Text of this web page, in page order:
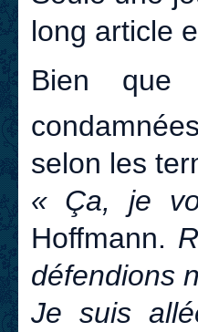
long article
Bien que
selon les
« Ça, je
Hoffmann.
défendions
Je suis